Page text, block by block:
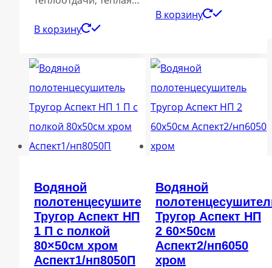
В корзину
В корзину
Водяной
полотенцесушитель
Тругор Аспект НП
1 П с полкой
80×50см хром
Аспект1/нп8050П
Водяной
Тругор Аспект НП
2 60×50см
Аспект2/нп6050
хром